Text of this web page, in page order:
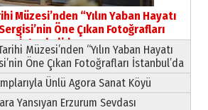
Sebahattin Şirin’e
2026 Pazartesi
Müzesi’nden “Yılın Yaban Hayatı
Öne Çıkan Fotoğrafları
İstanbul’da
Müzesi’nden “Yılın Yaban Hayatı
Öne Çıkan Fotoğrafları İstanbul’da
Ünlü Agora Sanat Köyü
Yansıyan Erzurum Sevdası